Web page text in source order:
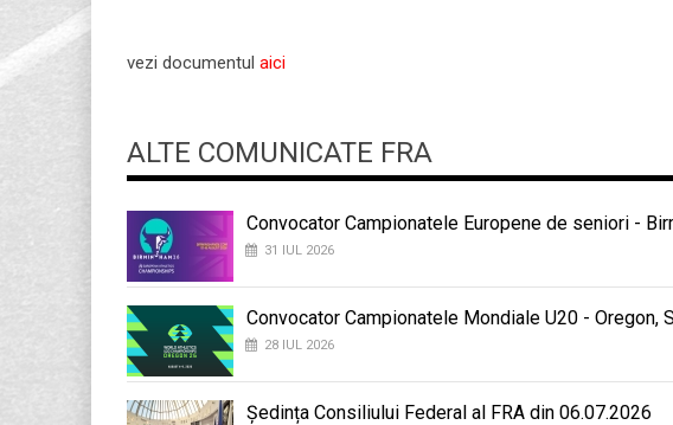
vezi documentul aici
ALTE COMUNICATE FRA
Convocator Campionatele Europene de seniori -
31 IUL 2026
Convocator Campionatele Mondiale U20 - Oregon,
28 IUL 2026
Ședința Consiliului Federal al FRA din 06.07.2026